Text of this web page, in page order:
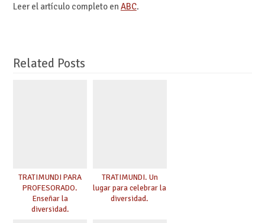
Leer el artículo completo en ABC.
Related Posts
TRATIMUNDI PARA
PROFESORADO.
Enseñar la
diversidad.
TRATIMUNDI. Un
lugar para celebrar la
diversidad.